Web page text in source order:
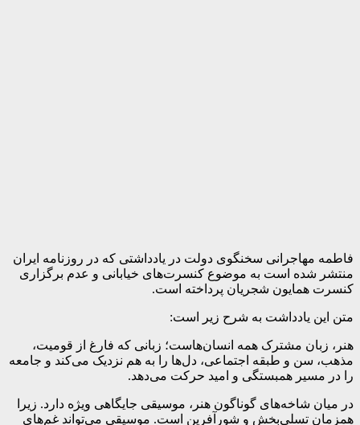
فاطمه مهاجرانی سخنگوی دولت در یادداشتی که در روزنامه ایران
منتشر شده است به موضوع کنسرت‌های خیابانی و عدم برگزاری
کنسرت همایون شجریان پرداخته است.
متن این یادداشت به شرح زیر است:
هنر، زبان مشترک همه انسان‌هاست؛ زبانی که فارغ از قومیت،
مذهب، سن و طبقه اجتماعی، دل‌ها را به هم نزدیک می‌کند و جامعه
را در مسیر همبستگی و امید حرکت می‌دهد.
در میان شاخه‌های گوناگون هنر، موسیقی جایگاهی ویژه دارد. زیرا
همزمان تسلی‌بخش و شورآفرین است. موسیقی می‌تواند غم‌های